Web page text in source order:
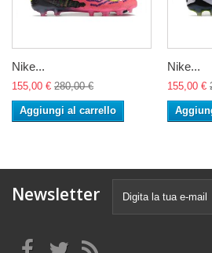
Nike...
155,00 € 280,00 €
Aggiungi al carrello
Nike...
155,00 €
Newsletter